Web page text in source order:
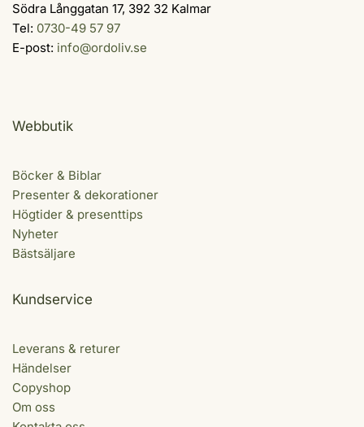
Södra Långgatan 17, 392 32 Kalmar
Tel: 0730-49 57 97
E-post: info@ordoliv.se
Webbutik
Böcker & Biblar
Presenter & dekorationer
Högtider & presenttips
Nyheter
Bästsäljare
Kundservice
Leverans & returer
Händelser
Copyshop
Om oss